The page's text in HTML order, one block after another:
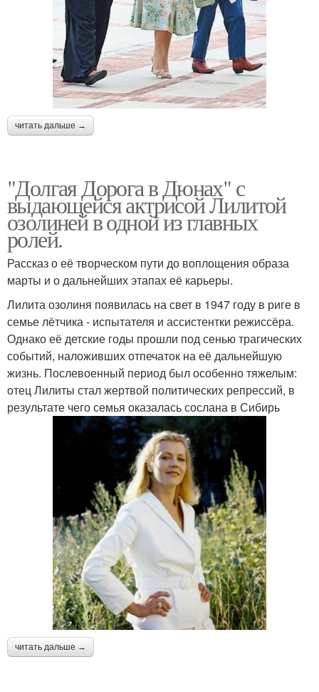
читать дальше →
"Долгая Дорога в Дюнах" с
выдающейся актрисой Лилитой
озолиней в одной из главных
ролей.
Рассказ о её творческом пути до воплощения образа
марты и о дальнейших этапах её карьеры.
Лилита озолиня появилась на свет в 1947 году в риге в
семье лётчика - испытателя и ассистентки режиссёра.
Однако её детские годы прошли под сенью трагических
событий, наложивших отпечаток на её дальнейшую
жизнь. Послевоенный период был особенно тяжелым:
отец Лилиты стал жертвой политических репрессий, в
результате чего семья оказалась сослана в Сибирь
читать дальше →